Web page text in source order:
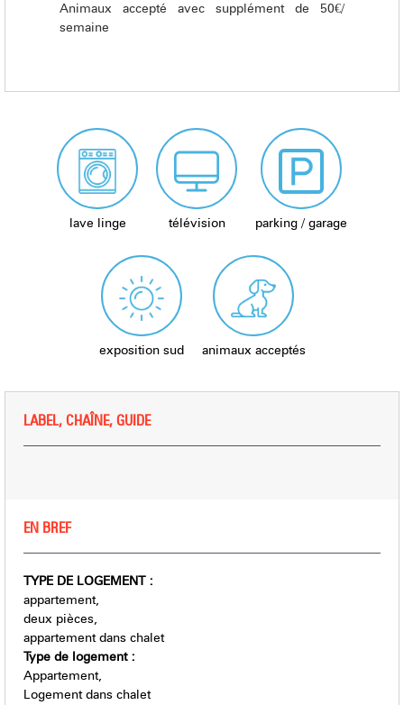
Animaux accepté avec supplément de 50€/
semaine
lave linge télévision parking / garage
exposition sud animaux acceptés
LABEL, CHAÎNE, GUIDE
EN BREF
TYPE DE LOGEMENT :
appartement
deux pièces
appartement dans chalet
Type de logement :
Appartement
Logement dans chalet